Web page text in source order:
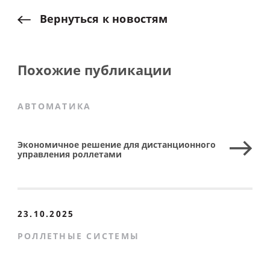
Вернуться к новостям
Похожие публикации
АВТОМАТИКА
Экономичное решение для дистанционного
управления роллетами
23.10.2025
РОЛЛЕТНЫЕ СИСТЕМЫ